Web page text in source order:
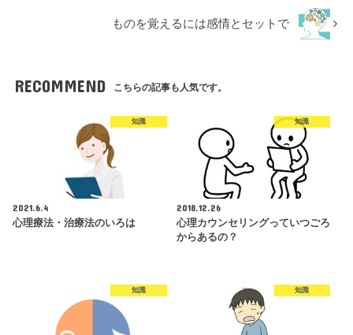
ものを覚えるには感情とセットで
RECOMMEND こちらの記事も人気です。
知識
2021.6.4
心理療法・治療法のいろは
知識
2018.12.26
心理カウンセリングっていつごろ
からあるの？
知識 知識